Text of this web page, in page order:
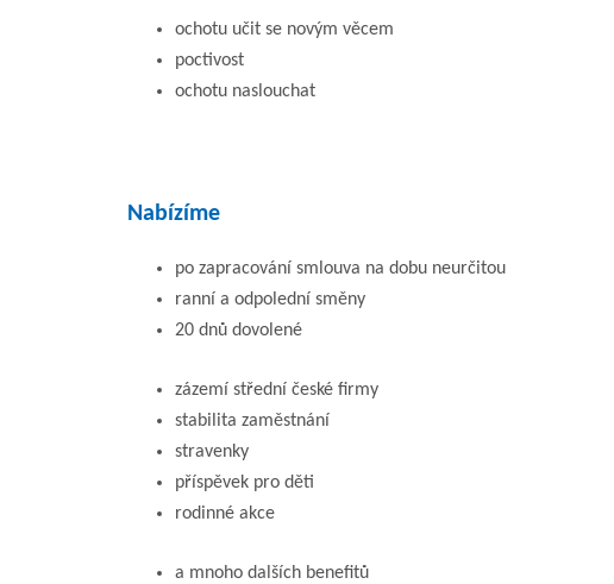
ochotu učit se novým věcem
poctivost
ochotu naslouchat
Nabízíme
po zapracování smlouva na dobu neurčitou
ranní a odpolední směny
20 dnů dovolené
zázemí střední české firmy
stabilita zaměstnání
stravenky
příspěvek pro děti
rodinné akce
a mnoho dalších benefitů